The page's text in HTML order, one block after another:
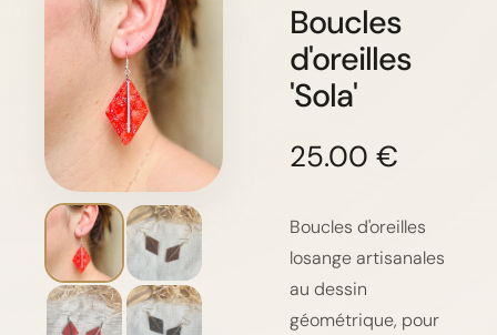
simples à offrir.
et lumineuse.
Boucles
d'oreilles
'Sola'
25.00 €
Boucles d'oreilles
losange artisanales
au dessin
géométrique, pour